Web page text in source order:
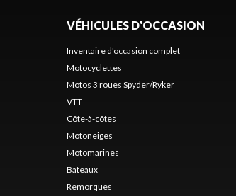
VÉHICULES D'OCCASION
Inventaire d'occasion complet
Motocyclettes
Motos 3 roues Spyder/Ryker
VTT
Côte-à-côtes
Motoneiges
Motomarines
Bateaux
Remorques